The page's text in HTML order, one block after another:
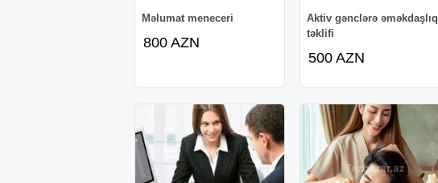
Məlumat meneceri
800 AZN
Aktiv gənclərə əməkdaşlıq
təklifi
500 AZN